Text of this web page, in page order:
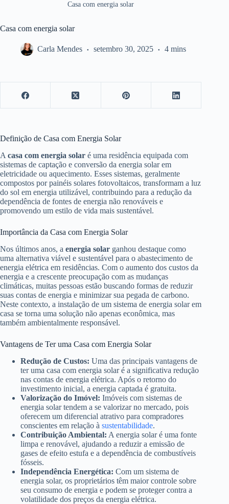
Casa com energia solar
Casa com energia solar
Carla Mendes setembro 30, 2025 4 mins
Definição de Casa com Energia Solar
A casa com energia solar é uma residência equipada com
sistemas de captação e conversão da energia solar em
eletricidade ou aquecimento. Esses sistemas, geralmente
compostos por painéis solares fotovoltaicos, transformam a luz
do sol em energia utilizável, contribuindo para a redução da
dependência de fontes de energia não renováveis e
promovendo um estilo de vida mais sustentável.
Importância da Casa com Energia Solar
Nos últimos anos, a energia solar ganhou destaque como
uma alternativa viável e sustentável para o abastecimento de
energia elétrica em residências. Com o aumento dos custos da
energia e a crescente preocupação com as mudanças
climáticas, muitas pessoas estão buscando formas de reduzir
suas contas de energia e minimizar sua pegada de carbono.
Neste contexto, a instalação de um sistema de energia solar em
casa se torna uma solução não apenas econômica, mas
também ambientalmente responsável.
Vantagens de Ter uma Casa com Energia Solar
Redução de Custos: Uma das principais vantagens de
ter uma casa com energia solar é a significativa redução
nas contas de energia elétrica. Após o retorno do
investimento inicial, a energia captada é gratuita.
Valorização do Imóvel: Imóveis com sistemas de
energia solar tendem a se valorizar no mercado, pois
oferecem um diferencial atrativo para compradores
conscientes em relação à sustentabilidade.
Contribuição Ambiental: A energia solar é uma fonte
limpa e renovável, ajudando a reduzir a emissão de
gases de efeito estufa e a dependência de combustíveis
fósseis.
Independência Energética: Com um sistema de
energia solar, os proprietários têm maior controle sobre
seu consumo de energia e podem se proteger contra a
volatilidade dos preços da energia elétrica.